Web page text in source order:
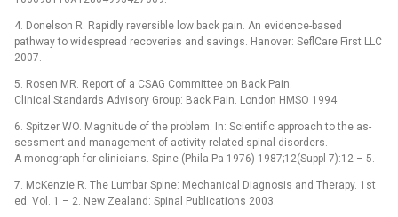
4. Donelson R. Rapidly reversible low back pain. An evidence-based
pathway to widespread recoveries and savings. Hanover: SeflCare First LLC
2007.
5. Rosen MR. Report of a CSAG Com­mittee on Back Pain.
Clinical Standards Advisory Group: Back Pain. London HMSO 1994.
6. Spitzer WO. Magnitude of the problem. In: Scientific approach to the as­
ses­sment and management of activity-related spinal disorders.
A monograph for clinicians. Spine (Phila Pa 1976) 1987;12(Suppl 7):12 –⁠ 5.
7. McKenzie R. The Lumbar Spine: Mechanical Dia­gnosis and Therapy. 1st
ed. Vol. 1 –⁠ 2. New Zealand: Spinal Publications 2003.